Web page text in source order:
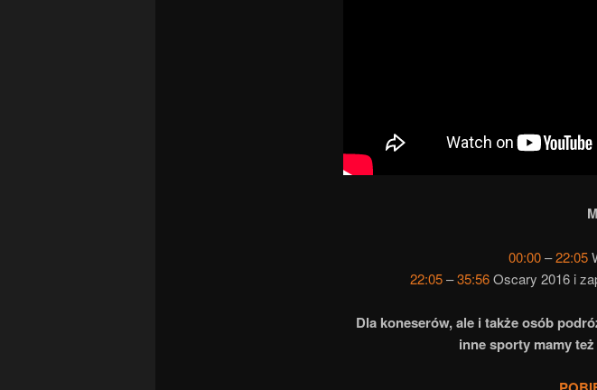
00:00–22:05
22:05–35:56Oscary 2016 i
Dla koneserów, ale i także osób
inne sporty mamy